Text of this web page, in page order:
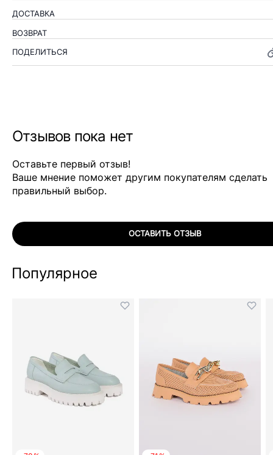
ДОСТАВКА
ВОЗВРАТ
ПОДЕЛИТЬСЯ
Отзывов пока нет
Оставьте первый отзыв!
Ваше мнение поможет другим покупателям сделать
правильный выбор.
ОСТАВИТЬ ОТЗЫВ
Популярное